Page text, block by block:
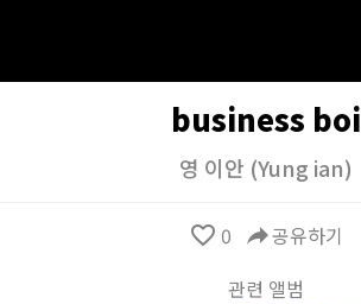
business boi
영 이안 (Yung ian)
favorite_border 0 reply공유하기
관련 앨범